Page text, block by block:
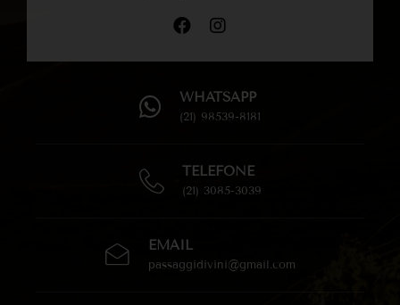
WHATSAPP
(21) 98539-8181
TELEFONE
(21) 3085-3039
EMAIL
passaggidivini@gmail.com